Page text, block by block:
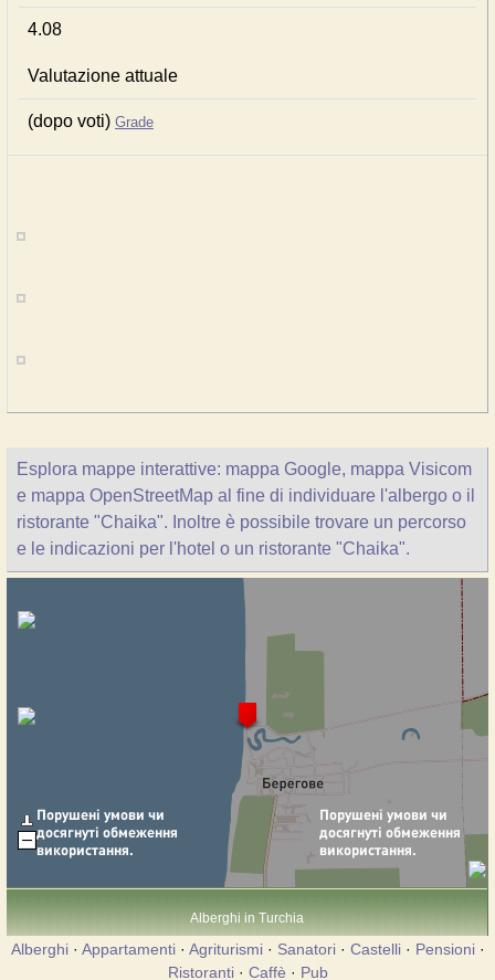
4.08
Valutazione attuale
(dopo voti) Grade
Esplora mappe interattive: mappa Google, mappa Visicom
e mappa OpenStreetMap al fine di individuare l'albergo o il
ristorante "Chaika". Inoltre è possibile trovare un percorso
e le indicazioni per l'hotel o un ristorante "Chaika".
Alberghi in Turchia
Alberghi· Appartamenti· Agriturismi· Sanatori· Castelli· Pensioni·
Ristoranti· Caffè · Pub